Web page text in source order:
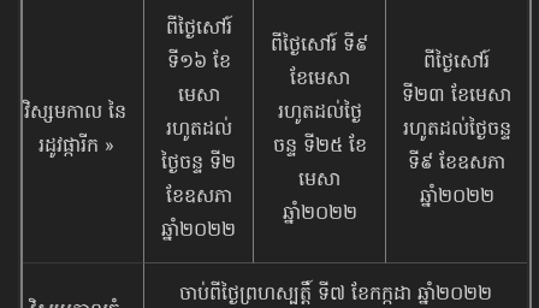
វិស្សមកាល នៃ​
រដូវ​ផ្ការីក »
ពីថ្ងៃសៅរ៍
ទី១៦ ខែ
មេសា
រហូតដល់
ថ្ងៃចន្ទ ទី២
ខែឧសភា
ឆ្នាំ២០២២
ពីថ្ងៃសៅរ៍ ទី៩
ខែមេសា
រហូតដល់ថ្ងៃ
ចន្ទ ទី២៥ ខែ
មេសា
ឆ្នាំ២០២២
ពីថ្ងៃសៅរ៍
ទី២៣ ខែមេសា
រហូតដល់ថ្ងៃចន្ទ
ទី៩ ខែឧសភា
ឆ្នាំ២០២២
ចាប់ពីថ្ងៃព្រហស្បត្តិ៍ ទី៧ ខែកក្កដា ឆ្នាំ២០២២